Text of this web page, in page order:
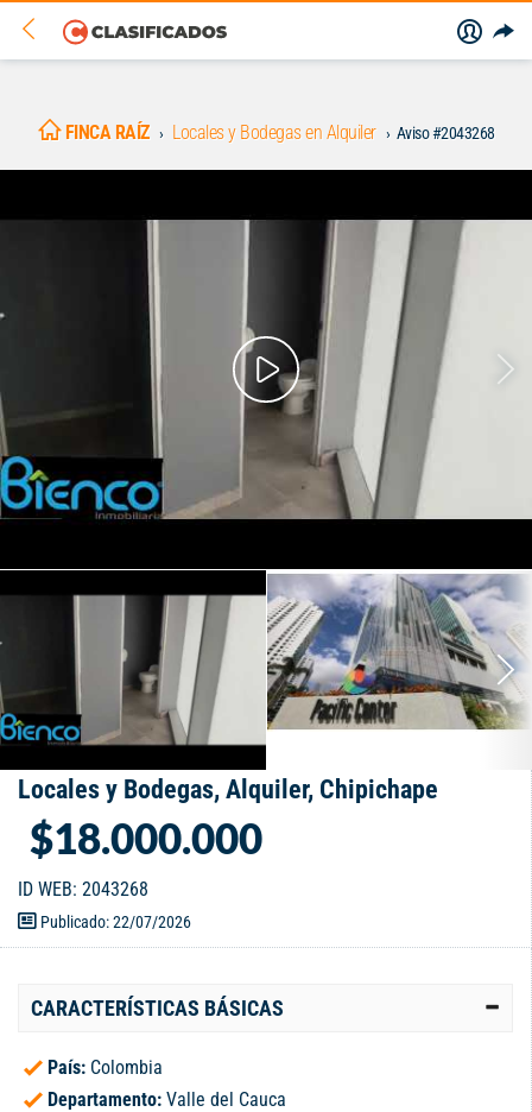
FINCA RAÍZ Locales y Bodegas en Alquiler Aviso #2043268
Locales y Bodegas, Alquiler, Chipichape
$18.000.000
ID WEB: 2043268
Publicado: 22/07/2026
CARACTERÍSTICAS BÁSICAS
País: Colombia
Departamento: Valle del Cauca